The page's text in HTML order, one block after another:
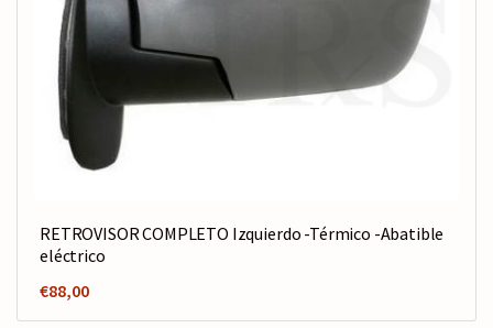
RETROVISOR COMPLETO Izquierdo -Térmico -Abatible
eléctrico
€88,00